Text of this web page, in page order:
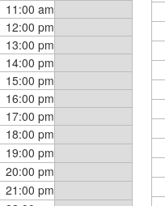
11:00 am
12:00 pm
13:00 pm
14:00 pm
15:00 pm
16:00 pm
17:00 pm
18:00 pm
19:00 pm
20:00 pm
21:00 pm